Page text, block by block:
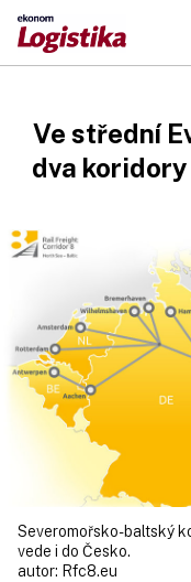
Ve střední
dva
Severomořsko-baltský
vede i do Česko.
autor: Rfc8.eu